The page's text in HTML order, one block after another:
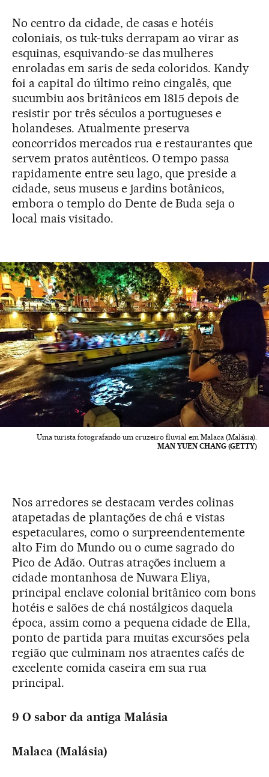
No centro da cidade, de casas e hotéis
coloniais, os tuk-tuks derrapam ao virar as
esquinas, esquivando-se das mulheres
enroladas em saris de seda coloridos. Kandy
foi a capital do último reino cingalês, que
sucumbiu aos britânicos em 1815 depois de
resistir por três séculos a portugueses e
holandeses. Atualmente preserva
concorridos mercados rua e restaurantes que
servem pratos autênticos. O tempo passa
rapidamente entre seu lago, que preside a
cidade, seus museus e jardins botânicos,
embora o templo do Dente de Buda seja o
local mais visitado.
Uma turista fotografando um cruzeiro fluvial em Malaca (Malásia).
MAN YUEN CHANG (GETTY)
Nos arredores se destacam verdes colinas
atapetadas de plantações de chá e vistas
espetaculares, como o surpreendentemente
alto Fim do Mundo ou o cume sagrado do
Pico de Adão. Outras atrações incluem a
cidade montanhosa de Nuwara Eliya,
principal enclave colonial britânico com bons
hotéis e salões de chá nostálgicos daquela
época, assim como a pequena cidade de Ella,
ponto de partida para muitas excursões pela
região que culminam nos atraentes cafés de
excelente comida caseira em sua rua
principal.
9 O sabor da antiga Malásia
Malaca (Malásia)